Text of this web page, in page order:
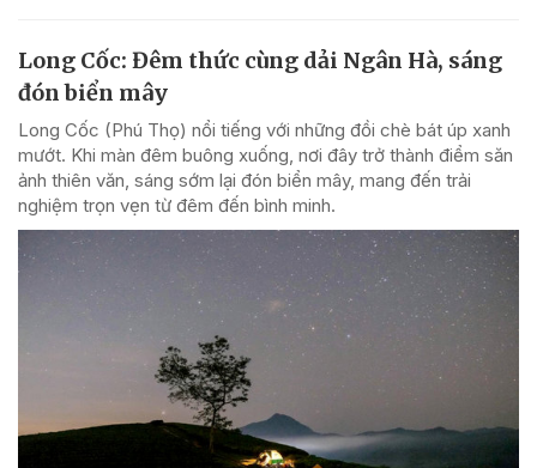
Long Cốc: Đêm thức cùng dải Ngân Hà, sáng
đón biển mây
Long Cốc (Phú Thọ) nổi tiếng với những đồi chè bát úp xanh
mướt. Khi màn đêm buông xuống, nơi đây trở thành điểm săn
ảnh thiên văn, sáng sớm lại đón biển mây, mang đến trải
nghiệm trọn vẹn từ đêm đến bình minh.